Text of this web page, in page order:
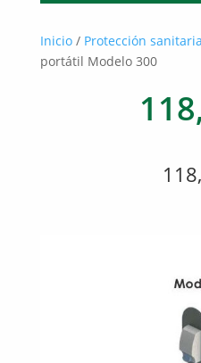
Inicio/ Protección sanitaria
portátil Modelo 300